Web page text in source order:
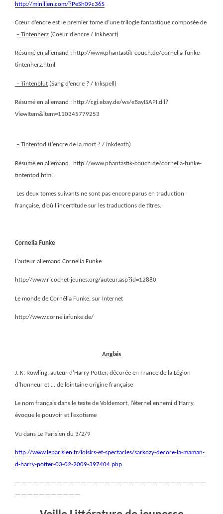
http://minilien.com/?PeSh09c36S
Cœur d’encre est le premier tome d’une trilogie fantastique composée de
– Tintenherz (Coeur d’encre / Inkheart)
Résumé en allemand : http://www.phantastik-couch.de/cornelia-funke-
tintenherz.html
– Tintenblut (Sang d’encre ? / Inkspell)
Résumé en allemand : http://cgi.ebay.de/ws/eBayISAPI.dll?
ViewItem&item=110345779253
– Tintentod (L’encre de la mort ? / Inkdeath)
Résumé en allemand : http://www.phantastik-couch.de/cornelia-funke-
tintentod.html
Les deux tomes suivants ne sont pas encore parus en traduction
française, d’où l’incertitude sur les traductions de titres.
Cornelia Funke
L’auteur allemand Cornelia Funke
http://www.ricochet-jeunes.org/auteur.asp?id=12880
Le monde de Cornélia Funke, sur Internet
http://www.corneliafunke.de/
Anglais
J. K. Rowling, auteur d’Harry Potter, décorée en France de la Légion
d’honneur et … de lointaine origine française
Le nom français dans le texte de Voldemort, l’éternel ennemi d’Harry,
évoque le pouvoir et l’exotisme
Vu dans Le Parisien du 3/2/9
http://www.leparisien.fr/loisirs-et-spectacles/sarkozy-decore-la-maman-
d-harry-potter-03-02-2009-397404.php
————————————————————————————————
———————————